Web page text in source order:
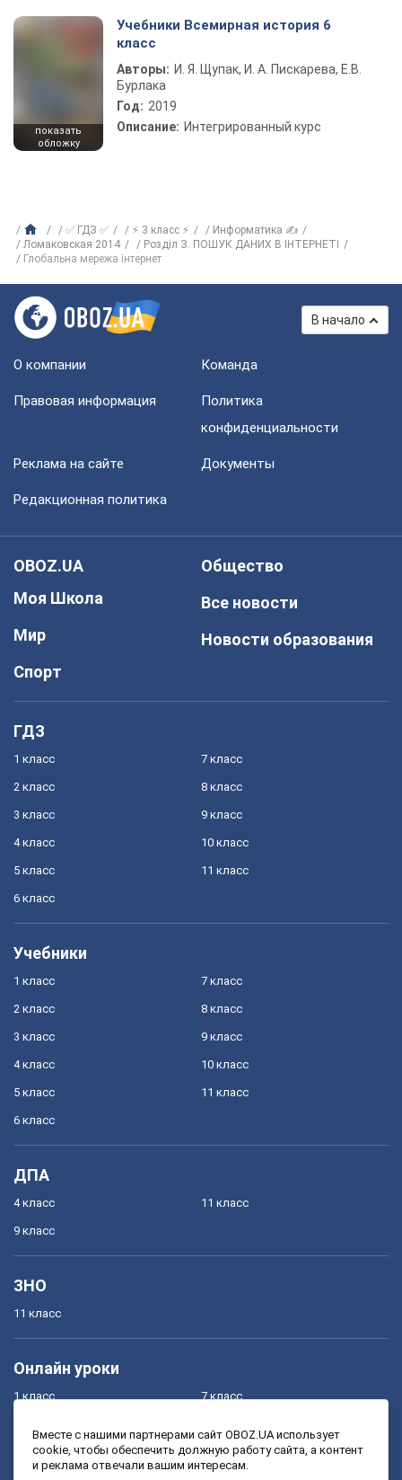
показать
обложку
Учебники Всемирная история 6
класс
Авторы: И. Я. Щупак, И. А. Пискарева, Е.В.
Бурлака
Год: 2019
Описание: Интегрированный курс
✅ ГДЗ ✅ ⚡ 3 класс ⚡
Информатика ✍
Ломаковская 2014
Розділ З. ПОШУК ДАНИХ В ІНТЕРНЕТІ
Глобальна мережа інтернет
В начало
О компании Команда
Правовая информация
Политика
конфиденциальности
Реклама на сайте Документы
Редакционная политика
OBOZ.UA
Моя Школа
Мир
Спорт
Общество
Все новости
Новости образования
ГДЗ
1 класс
2 класс
3 класс
4 класс
5 класс
6 класс
7 класс
8 класс
9 класс
10 класс
11 класс
Учебники
1 класс
2 класс
3 класс
4 класс
5 класс
6 класс
7 класс
8 класс
9 класс
10 класс
11 класс
ДПА
4 класс
9 класс
11 класс
ЗНО
11 класс
Онлайн уроки
1 класс
3 класс
7 класс
9 класс
Вместе с нашими партнерами сайт OBOZ.UA использует
cookie, чтобы обеспечить должную работу сайта, а контент
и реклама отвечали вашим интересам.